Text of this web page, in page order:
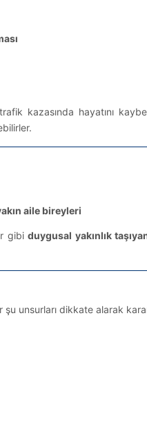
kazasında hayatını
aile bireyleri
gibiduygusal yakınlık
şu unsurları dikkate alarak